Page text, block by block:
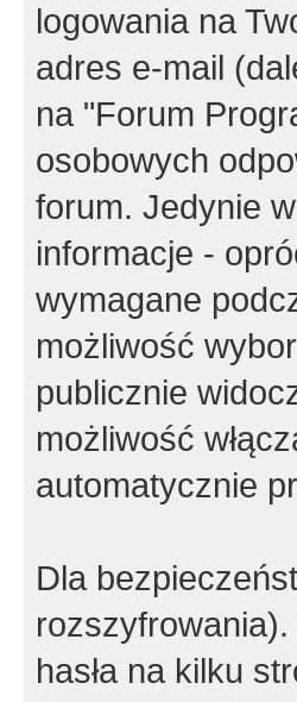
logowania na
adres e-mail
na "Forum
osobowych
forum. Jedynie
informacje -
wymagane
możliwość
publicznie
możliwość
automatycznie
Dla
hasła na kilku